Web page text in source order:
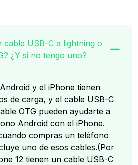
cable USB-C a lightning o
¿Y si no tengo uno?
y el iPhone tienen
de carga, y el cable USB-C
OTG pueden ayudarte a
Android con el iPhone.
compras un teléfono
uno de esos cables.(Por
12 tienen un cable USB-C